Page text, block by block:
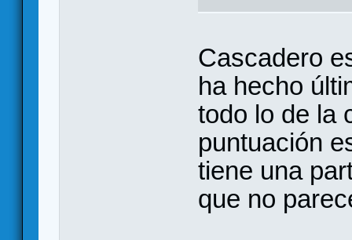
Cascadero
ha hecho
todo lo de la
puntuación
tiene una
que no